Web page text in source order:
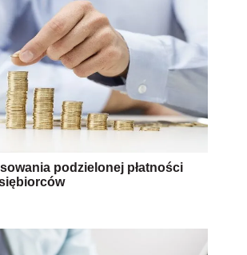
podzielonej płatności